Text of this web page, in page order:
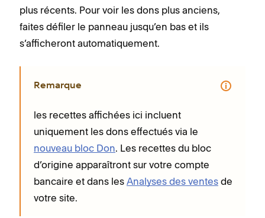
plus récents. Pour voir les dons plus anciens,
faites défiler le panneau jusqu’en bas et ils
s’afficheront automatiquement.
Remarque
les recettes affichées ici incluent
uniquement les dons effectués via le
nouveau bloc Don. Les recettes du bloc
d’origine apparaîtront sur votre compte
bancaire et dans les Analyses des ventes de
votre site.